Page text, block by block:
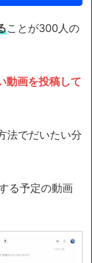
ことが300人の
動画を投稿して
法でだいたい分
る予定の動画